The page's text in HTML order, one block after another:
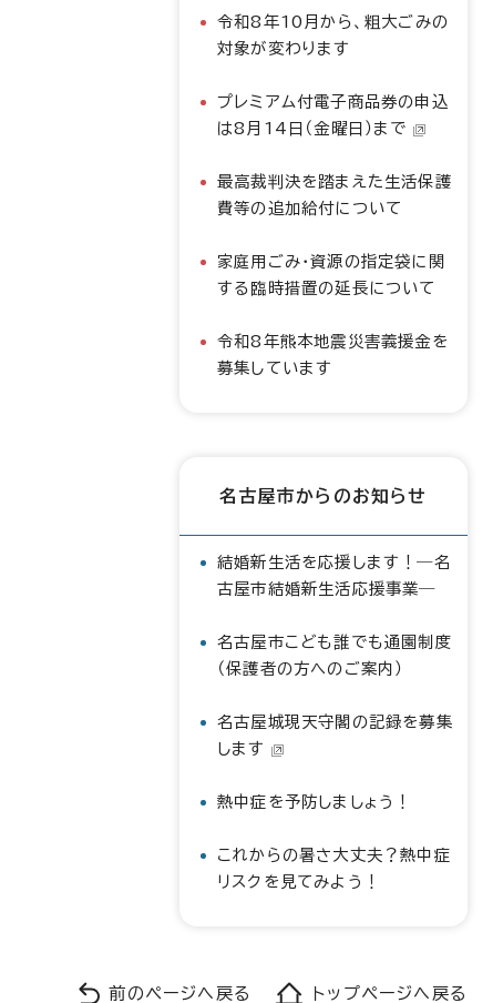
令和8年10月から、粗大ごみの
対象が変わります
プレミアム付電子商品券の申込
は8月14日（金曜日）まで
最高裁判決を踏まえた生活保護
費等の追加給付について
家庭用ごみ・資源の指定袋に関
する臨時措置の延長について
令和8年熊本地震災害義援金を
募集しています
名古屋市からのお知らせ
結婚新生活を応援します！―名
古屋市結婚新生活応援事業―
名古屋市こども誰でも通園制度
（保護者の方へのご案内）
名古屋城現天守閣の記録を募集
します
熱中症を予防しましょう！
これからの暑さ大丈夫？熱中症
リスクを見てみよう！
前のページへ戻る トップページへ戻る